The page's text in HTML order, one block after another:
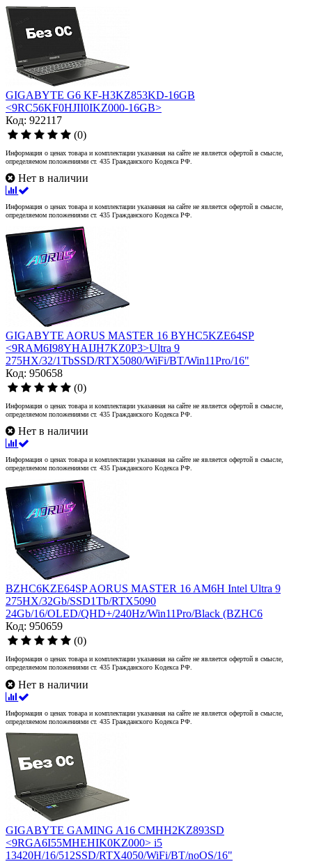
GIGABYTE G6 KF-H3KZ853KD-16GB
<9RC56KF0HJII0IKZ000-16GB>
Код: 922117
(0)
Информация о ценах товара и комплектации указанная на сайте не является офертой в смысле,
определяемом положениями ст. 435 Гражданского Кодекса РФ.
Нет в наличии
Информация о ценах товара и комплектации указанная на сайте не является офертой в смысле,
определяемом положениями ст. 435 Гражданского Кодекса РФ.
GIGABYTE AORUS MASTER 16 BYHC5KZE64SP
<9RAM6I98YHAIJH7KZ0P3>Ultra 9
275HX/32/1TbSSD/RTX5080/WiFi/BT/Win11Pro/16"
Код: 950658
(0)
Информация о ценах товара и комплектации указанная на сайте не является офертой в смысле,
определяемом положениями ст. 435 Гражданского Кодекса РФ.
Нет в наличии
Информация о ценах товара и комплектации указанная на сайте не является офертой в смысле,
определяемом положениями ст. 435 Гражданского Кодекса РФ.
BZHC6KZE64SP AORUS MASTER 16 AM6H Intel Ultra 9
275HX/32Gb/SSD1Tb/RTX5090
24Gb/16/OLED/QHD+/240Hz/Win11Pro/Black (BZHC6
Код: 950659
(0)
Информация о ценах товара и комплектации указанная на сайте не является офертой в смысле,
определяемом положениями ст. 435 Гражданского Кодекса РФ.
Нет в наличии
Информация о ценах товара и комплектации указанная на сайте не является офертой в смысле,
определяемом положениями ст. 435 Гражданского Кодекса РФ.
GIGABYTE GAMING A16 CMHH2KZ893SD
<9RGA6I55MHEHIK0KZ000> i5
13420H/16/512SSD/RTX4050/WiFi/BT/noOS/16"